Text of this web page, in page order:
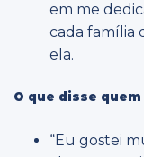
em me
cada família
ela.
O que disse
“Eu gostei